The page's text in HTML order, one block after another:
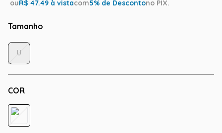
ouR$ 47.49 à vistacom5% de Descontono PIX.
Tamanho
COR
U